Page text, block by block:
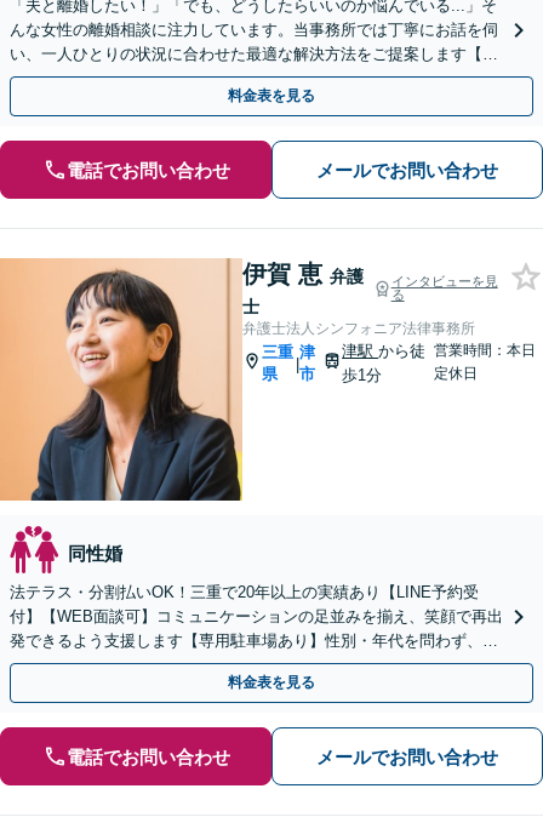
「夫と離婚したい！」「でも、どうしたらいいのか悩んでいる...」そ
んな女性の離婚相談に注力しています。当事務所では丁寧にお話を伺
い、一人ひとりの状況に合わせた最適な解決方法をご提案します【選
べる料金プラン】【法テラス可】【近鉄四日市駅3分】
料金表を見る
電話でお問い合わせ メールでお問い合わせ
伊賀 恵 弁護
士
インタビューを見
る
弁護士法人シンフォニア法律事務所
三重
県
|
津
市
津駅から徒
歩1分
営業時間：本日
定休日
同性婚
法テラス・分割払いOK！三重で20年以上の実績あり【LINE予約受
付】【WEB面談可】コミュニケーションの足並みを揃え、笑顔で再出
発できるよう支援します【専用駐車場あり】性別・年代を問わず、幅
広いご相談に対応【完全個室】【お子さま同席可】
料金表を見る
電話でお問い合わせ メールでお問い合わせ